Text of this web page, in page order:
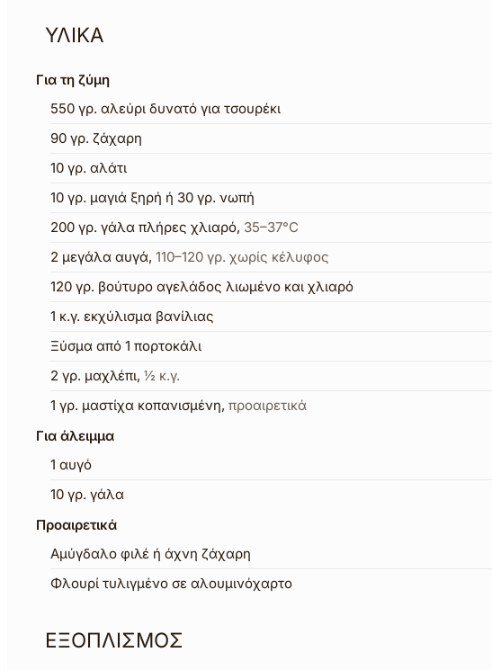
ΥΛΙΚΑ
Για τη ζύμη
550 γρ. αλεύρι δυνατό για τσουρέκι
90 γρ. ζάχαρη
10 γρ. αλάτι
10 γρ. μαγιά ξηρή ή 30 γρ. νωπή
200 γρ. γάλα πλήρες χλιαρό, 35–37°C
2 μεγάλα αυγά, 110–120 γρ. χωρίς κέλυφος
120 γρ. βούτυρο αγελάδος λιωμένο και χλιαρό
1 κ.γ. εκχύλισμα βανίλιας
Ξύσμα από 1 πορτοκάλι
2 γρ. μαχλέπι, ½ κ.γ.
1 γρ. μαστίχα κοπανισμένη, προαιρετικά
Για άλειμμα
1 αυγό
10 γρ. γάλα
Προαιρετικά
Αμύγδαλο φιλέ ή άχνη ζάχαρη
Φλουρί τυλιγμένο σε αλουμινόχαρτο
ΕΞΟΠΛΙΣΜΟΣ